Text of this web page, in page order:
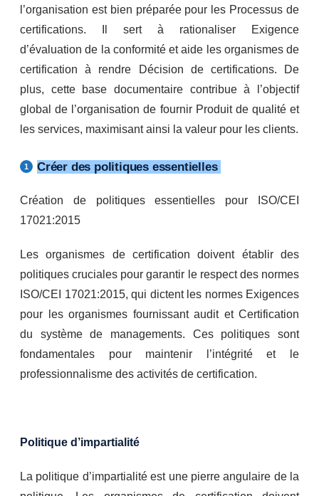
l’organisation est bien préparée pour les Processus de
certifications. Il sert à rationaliser Exigence
d’évaluation de la conformité et aide les organismes de
certification à rendre Décision de certifications. De
plus, cette base documentaire contribue à l’objectif
global de l’organisation de fournir Produit de qualité et
les services, maximisant ainsi la valeur pour les clients.
Créer des politiques essentielles
Création de politiques essentielles pour ISO/CEI
17021:2015
Les organismes de certification doivent établir des
politiques cruciales pour garantir le respect des normes
ISO/CEI 17021:2015, qui dictent les normes Exigences
pour les organismes fournissant audit et Certification
du système de managements. Ces politiques sont
fondamentales pour maintenir l’intégrité et le
professionnalisme des activités de certification.
Politique d’impartialité
La politique d’impartialité est une pierre angulaire de la